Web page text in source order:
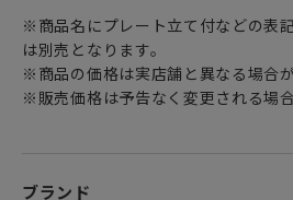
※商品名にプレート立て付などの表
は別売となります。
※商品の価格は実店舗と異なる場合が
※販売価格は予告なく変更される場合
ブランド